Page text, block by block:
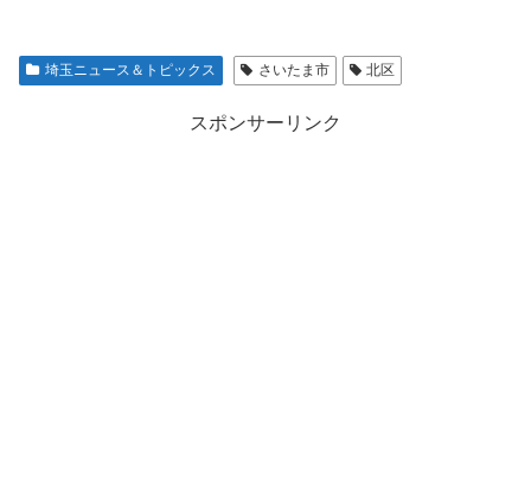
埼玉ニュース＆トピックス さいたま市 北区
スポンサーリンク